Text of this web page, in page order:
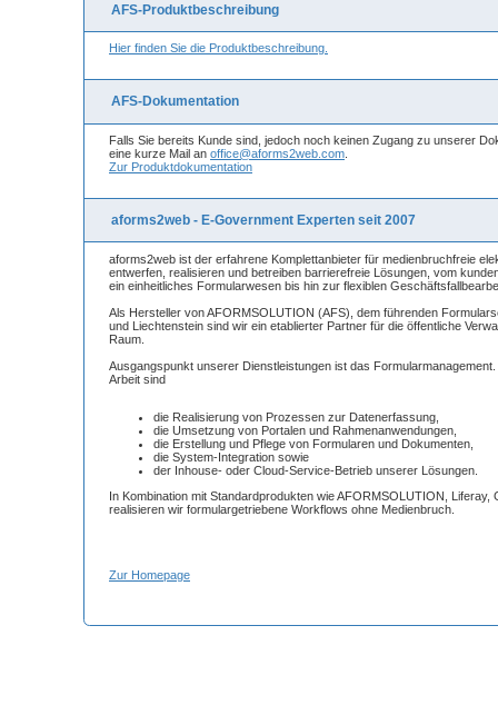
AFS-Produktbeschreibung
Hier finden Sie die Produktbeschreibung.
AFS-Dokumentation
Falls Sie bereits Kunde sind, jedoch noch keinen Zugang zu unserer
eine kurze Mail an office@aforms2web.com
Zur Produktdokumentation
aforms2web - E-Government Experten seit 2007
aforms2web ist der erfahrene Komplettanbieter für medienbruchfreie
entwerfen, realisieren und betreiben barrierefreie Lösungen, vom
ein einheitliches Formularwesen bis hin zur flexiblen
Als Hersteller von AFORMSOLUTION (AFS), dem führenden
und Liechtenstein sind wir ein etablierter Partner für die öffentliche
Raum.
Ausgangspunkt unserer Dienstleistungen ist das
Arbeit sind
die Realisierung von Prozessen zur Datenerfassung,
die Umsetzung von Portalen und Rahmenanwendungen,
die Erstellung und Pflege von Formularen und Dokumenten,
die System-Integration sowie
der Inhouse- oder Cloud-Service-Betrieb unserer Lösungen.
In Kombination mit Standardprodukten wie AFORMSOLUTION, Liferay,
realisieren wir formulargetriebene Workflows ohne Medienbruch.
Zur Homepage